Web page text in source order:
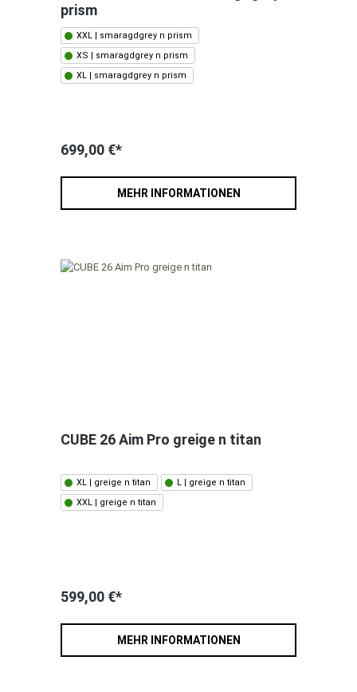
prism
XXL | smaragdgrey n prism
XS | smaragdgrey n prism
XL | smaragdgrey n prism
699,00 €*
MEHR INFORMATIONEN
CUBE 26 Aim Pro greige n titan
XL | greige n titan
L | greige n titan
XXL | greige n titan
599,00 €*
MEHR INFORMATIONEN